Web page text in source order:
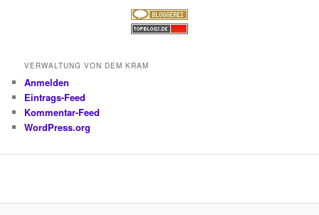
VERWALTUNG VON DEM KRAM
Anmelden
Eintrags-Feed
Kommentar-Feed
WordPress.org